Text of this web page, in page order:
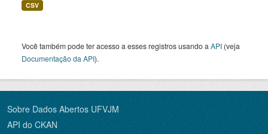
CSV
Você também pode ter acesso a esses registros usando a API (veja
Documentação da API).
Sobre Dados Abertos UFVJM
API do CKAN